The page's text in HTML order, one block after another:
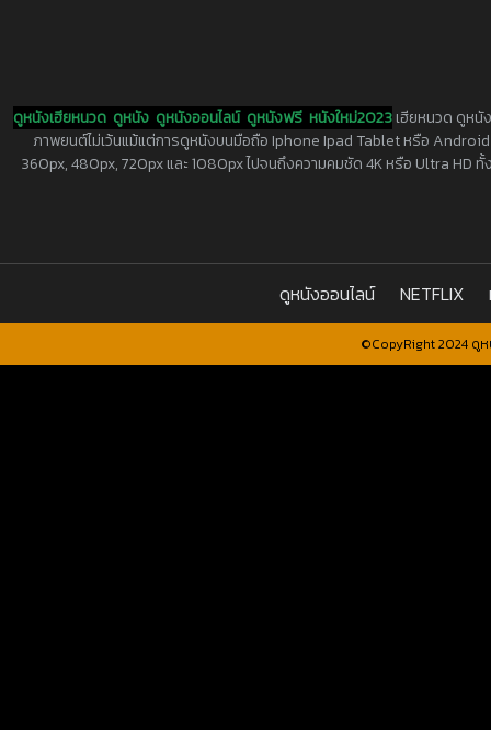
ดูหนังเฮียหนวด ดูหนัง ดูหนังออนไลน์ ดูหนังฟรี หนังใหม่2023เฮียหนวด ดูหนั
ภาพยนต์ไม่เว้นแม้แต่การดูหนังบนมือถือ Iphone Ipad Tablet หรือ
360px, 480px, 720px และ 1080px ไปจนถึงความคมชัด 4K หรือ Ultra HD
ดูหนังออนไลน์ NETFLIX
©CopyRight 2024 ดู